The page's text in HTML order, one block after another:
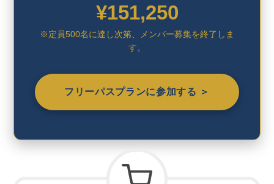
¥151,250
※定員500名に達し次第、メンバー募集を終了しま
す。
フリーパスプランに参加する ＞